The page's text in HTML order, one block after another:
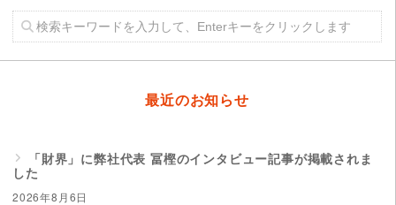
最近のお知らせ
「財界」に弊社代表 冨樫のインタビュー記事が掲載されま
した
2026年8月6日